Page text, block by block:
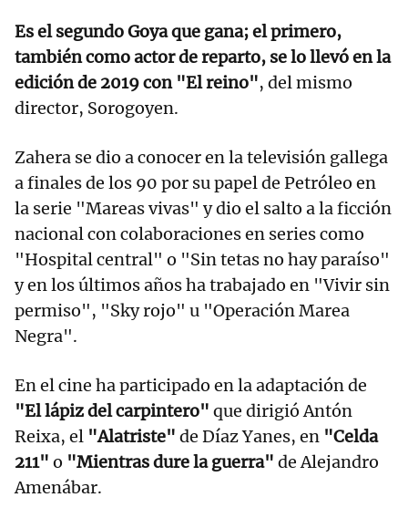
Es el segundo Goya que gana; el primero,
también como actor de reparto, se lo llevó en la
edición de 2019 con "El reino", del mismo
director, Sorogoyen.
Zahera se dio a conocer en la televisión gallega
a finales de los 90 por su papel de Petróleo en
la serie "Mareas vivas" y dio el salto a la ficción
nacional con colaboraciones en series como
"Hospital central" o "Sin tetas no hay paraíso"
y en los últimos años ha trabajado en "Vivir sin
permiso", "Sky rojo" u "Operación Marea
Negra".
En el cine ha participado en la adaptación de
"El lápiz del carpintero" que dirigió Antón
Reixa, el "Alatriste" de Díaz Yanes, en "Celda
211" o "Mientras dure la guerra" de Alejandro
Amenábar.